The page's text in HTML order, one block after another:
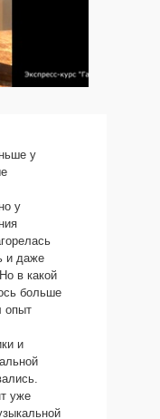
у
у
и даже
в какой
больше
опыт
и
уже